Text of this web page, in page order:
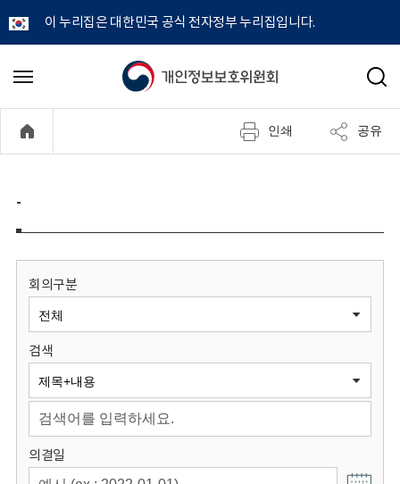
이 누리집은 대한민국 공식 전자정부 누리집입니다.
개
정
보
원
회
메
기
검
인쇄 공유
-
회의구분
검색
의결일